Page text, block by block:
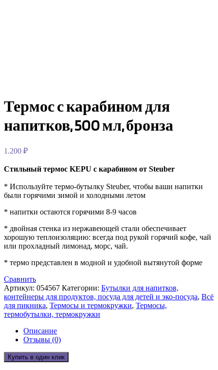
Термос с карабином для
напитков, 500 мл, бронза
1.200 ₽
Стильный термос KEPU с карабином от Steuber
* Используйте термо-бутылку Steuber, чтобы ваши напитки
были горячими зимой и холодными летом
* напитки остаются горячими 8-9 часов
* двойная стенка из нержавеющей стали обеспечивает
хорошую теплоизоляцию: всегда под рукой горячий кофе, чай
или прохладный лимонад, морс, чай.
* термо представлен в модной и удобной вытянутой форме
Сравнить
Артикул: 054567 Категории: Бутылки для напитков,
контейнеры для продуктов, посуда для детей и эко-посуда, Всё
для пикника, Термосы и термокружки, Термосы,
термобутылки, термокружки
Описание
Отзывы (0)
Купить в один клик